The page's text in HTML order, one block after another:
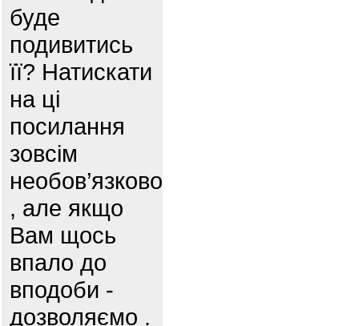
буде
подивитись
її? Натискати
на ці
посилання
зовсім
необов’язково
, але якщо
Вам щось
впало до
вподоби -
дозволяємо .